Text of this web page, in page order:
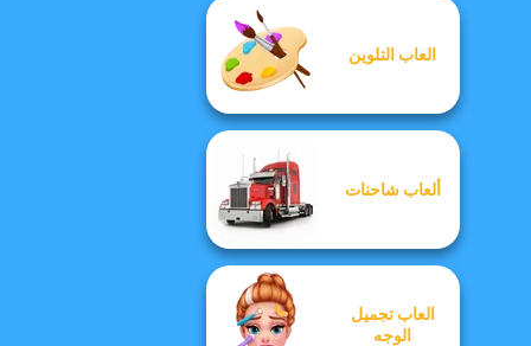
العاب التلوين
ألعاب شاحنات
العاب تجميل
الوجه